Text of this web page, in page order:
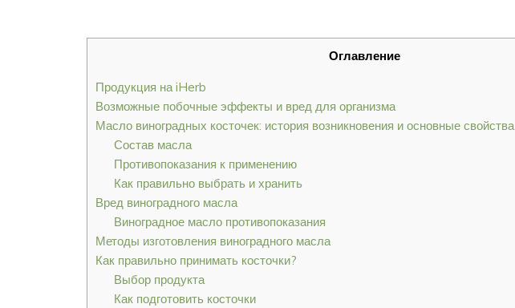
Оглавление
Продукция на iHerb
Возможные побочные эффекты и вред для организма
Масло виноградных косточек: история возникновения и основные свойства
Состав масла
Противопоказания к применению
Как правильно выбрать и хранить
Вред виноградного масла
Виноградное масло противопоказания
Методы изготовления виноградного масла
Как правильно принимать косточки?
Выбор продукта
Как подготовить косточки